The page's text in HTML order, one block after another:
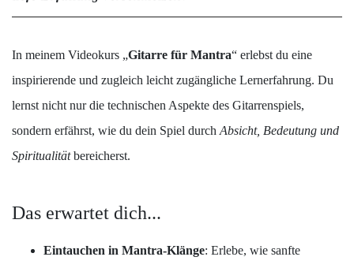
In meinem Videokurs „Gitarre für Mantra“ erlebst du eine
inspirierende und zugleich leicht zugängliche Lernerfahrung. Du
lernst nicht nur die technischen Aspekte des Gitarrenspiels,
sondern erfährst, wie du dein Spiel durch Absicht, Bedeutung und
Spiritualitätbereicherst.
Das erwartet dich...
Eintauchen in Mantra-Klänge: Erlebe, wie sanfte